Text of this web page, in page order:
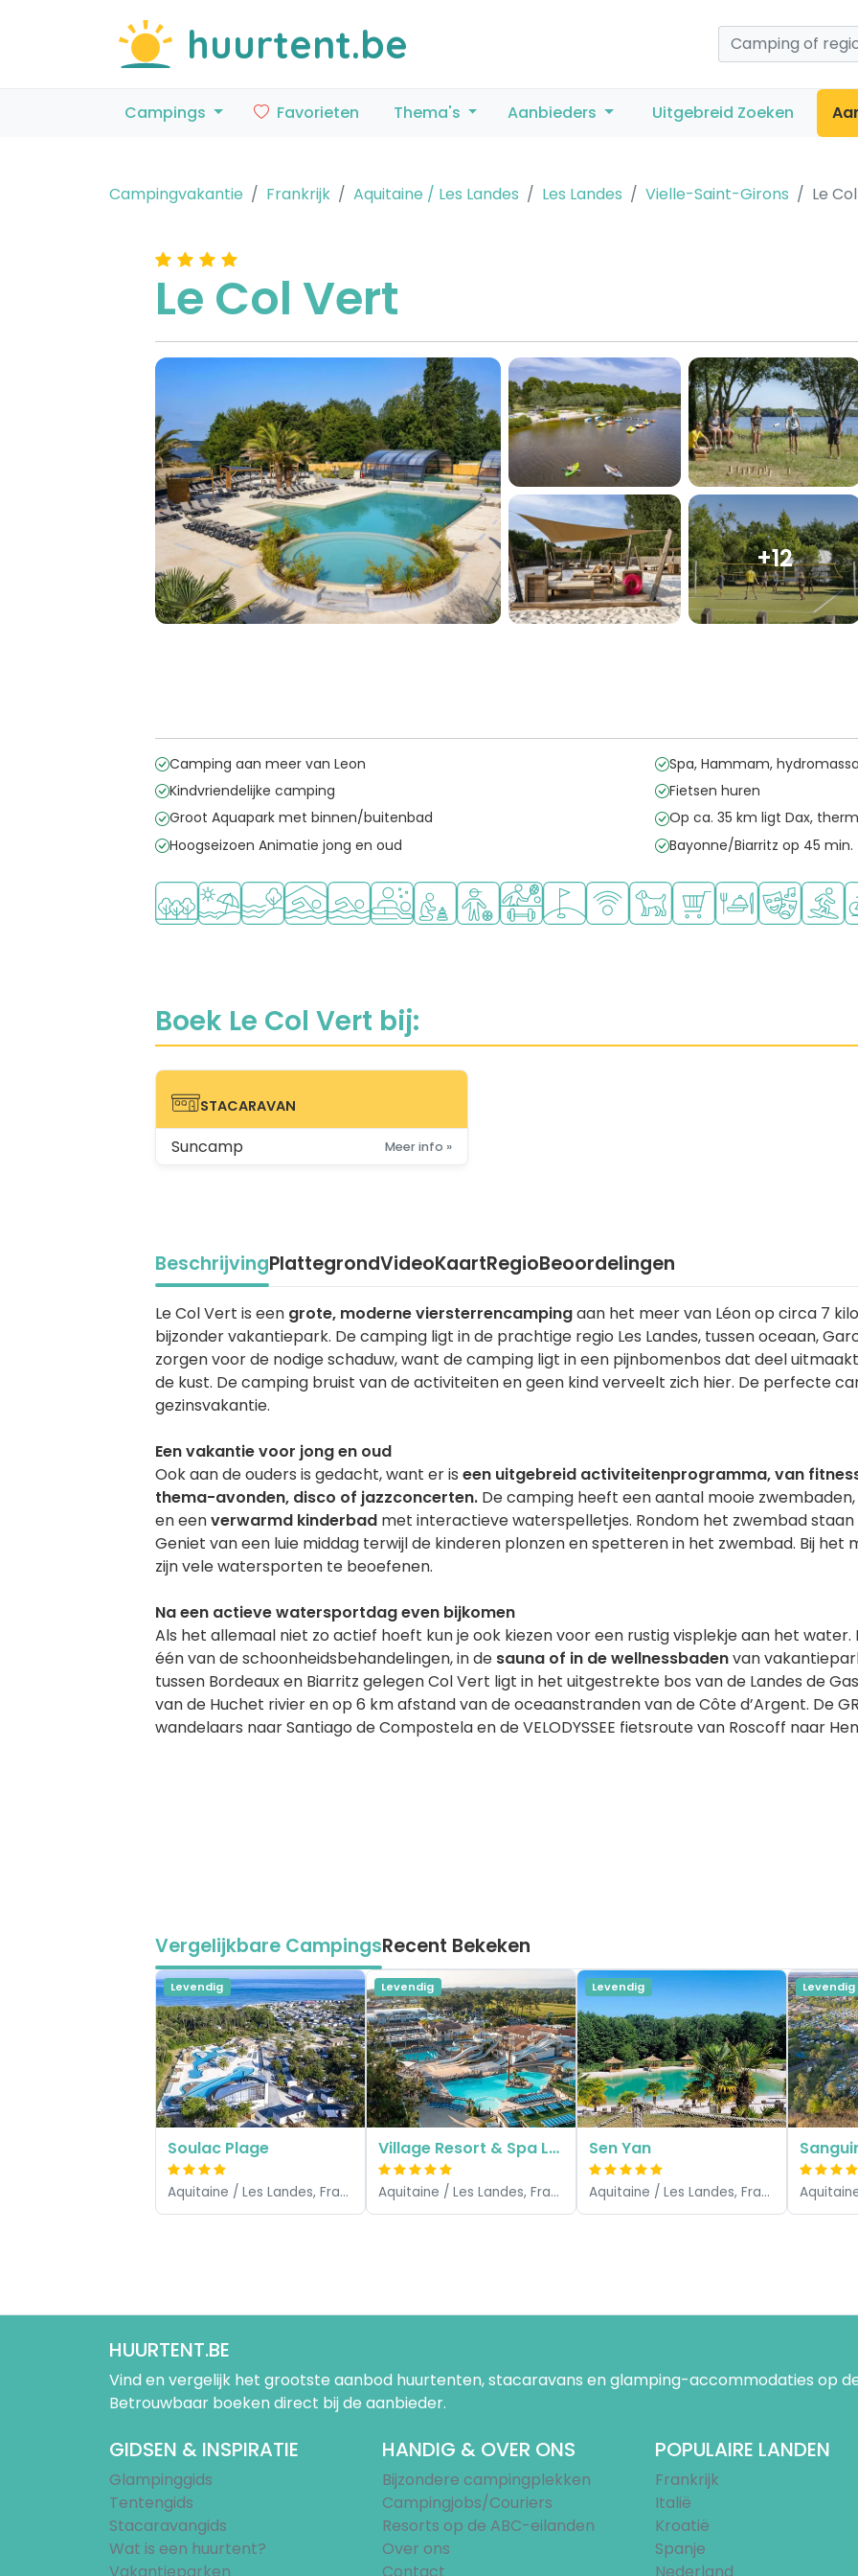
huurtent.be
Campings Favorieten Thema's Aanbieders Uitgebreid Zoeken
Campingvakantie Frankrijk Aquitaine / Les Landes Les Landes Vielle-Saint-Girons Le
Le Col Vert
+12
Camping aan meer van Leon
Kindvriendelijke camping
Groot Aquapark met binnen/buitenbad
Hoogseizoen Animatie jong en oud
Spa, Hammam,
Fietsen huren
Op ca. 35 km ligt Dax,
Bayonne/Biarritz op 45 min.
Ligt in een bosrijke omgeving
Ligt bij strand en zee
Ligt bij het water
Overdekt zwembad
Openlucht zwembad
Wellnessfaciliteiten
Aanbevolen voor jonge kinderen
Aanbevolen voor tieners
Veel mogelijkheden om te sporten
Golfbaan in de buurt
WiFi beschikbaar
Huisdieren toegestaan
Campingwinkel/
Restaurant of
Boek Le Col Vert bij:
STACARAVAN
STACARAVAN
Suncamp Meer info »
BeschrijvingPlattegrondVideoKaartRegioBeoordelingen
Beschrijving
Le Col Vert is een grote, moderne viersterrencampingaan het meer van Léon op circa 7
bijzonder vakantiepark. De camping ligt in de prachtige regio Les Landes, tussen oceaan,
zorgen voor de nodige schaduw, want de camping ligt in een pijnbomenbos dat deel
de kust. De camping bruist van de activiteiten en geen kind verveelt zich hier. De perfecte
gezinsvakantie.
Een vakantie voor jong en oud
Ook aan de ouders is gedacht, want er is een uitgebreid activiteitenprogramma, van
thema-avonden, disco of jazzconcerten. De camping heeft een aantal mooie
en eenverwarmd kinderbad met interactieve waterspelletjes. Rondom het zwembad
Geniet van een luie middag terwijl de kinderen plonzen en spetteren in het zwembad. Bij
zijn vele watersporten te beoefenen.
Na een actieve watersportdag even bijkomen
Als het allemaal niet zo actief hoeft kun je ook kiezen voor een rustig visplekje aan het
één van de schoonheidsbehandelingen, in de sauna of in de wellnessbadenvan
tussen Bordeaux en Biarritz gelegen Col Vert ligt in het uitgestrekte bos van de Landes de
van de Huchet rivier en op 6 km afstand van de oceaanstranden van de Côte d’Argent. De
wandelaars naar Santiago de Compostela en de VELODYSSEE fietsroute van Roscoff naar
Vergelijkbare CampingsRecent Bekeken
Levendig
Soulac Plage
Aquitaine / Les Landes, Frankrijk
Levendig
Village Resort & Spa Le Vieux Port
Aquitaine / Les Landes, Frankrijk
Levendig
Sen Yan
Aquitaine / Les Landes, Frankrijk
Levendig
HUURTENT.BE
Vind en vergelijk het grootste aanbod huurtenten, stacaravans en glamping-accommodaties op
Betrouwbaar boeken direct bij de aanbieder.
GIDSEN & INSPIRATIE
Glampinggids
Tentengids
Stacaravangids
Wat is een huurtent?
HANDIG & OVER ONS
Bijzondere campingplekken
Campingjobs/Couriers
Resorts op de ABC-eilanden
Over ons
POPULAIRE LANDEN
Frankrijk
Italië
Kroatië
Spanje